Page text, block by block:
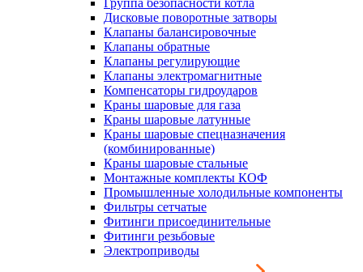
Группа безопасности котла
Дисковые поворотные затворы
Клапаны балансировочные
Клапаны обратные
Клапаны регулирующие
Клапаны электромагнитные
Компенсаторы гидроударов
Краны шаровые для газа
Краны шаровые латунные
Краны шаровые спецназначения
(комбинированные)
Краны шаровые стальные
Монтажные комплекты КОФ
Промышленные холодильные компоненты
Фильтры сетчатые
Фитинги присоединительные
Фитинги резьбовые
Электроприводы